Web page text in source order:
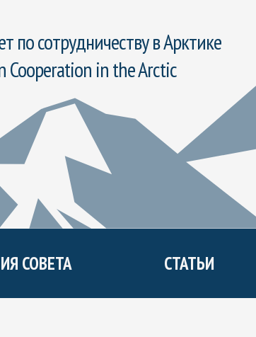
сотрудничеству в Арктике
in the Arctic
СОВЕТА СТАТЬИ